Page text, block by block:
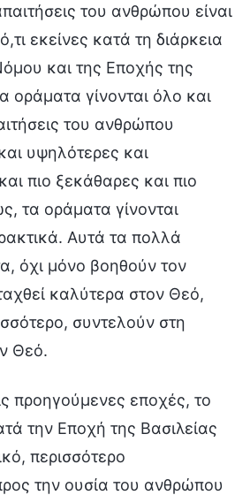
του ανθρώπου είναι
εκείνες κατά τη διάρκεια
και της Εποχής της
οράματα γίνονται όλο και
του ανθρώπου
υψηλότερες και
πιο ξεκάθαρες και πιο
τα οράματα γίνονται
Αυτά τα πολλά
όχι μόνο βοηθούν τον
καλύτερα στον Θεό,
συντελούν στη
Θεό.
προηγούμενες εποχές, το
την Εποχή της Βασιλείας
περισσότερο
την ουσία του ανθρώπου